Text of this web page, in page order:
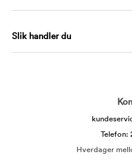
Slik handler du
Telefon:
Hverdager